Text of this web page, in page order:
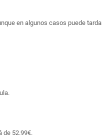
en algunos casos puede
de 52.99€.